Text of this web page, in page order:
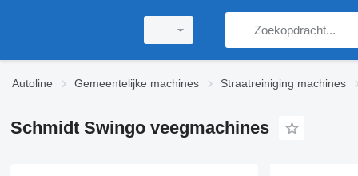
Autoline Gemeentelijke machines Straatreiniging machines
Schmidt Swingo veegmachines